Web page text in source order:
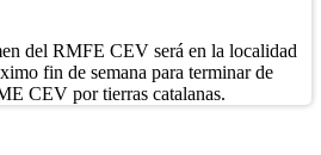
del RMFE CEV será en la localidad
fin de semana para terminar de
CEV por tierras catalanas.